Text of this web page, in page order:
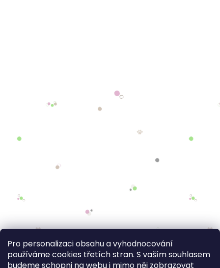
Pro personalizaci obsahu a vyhodnocování
používáme cookies třetích stran. S vaším souhlasem
budeme schopni na webu i mimo něj zobrazovat